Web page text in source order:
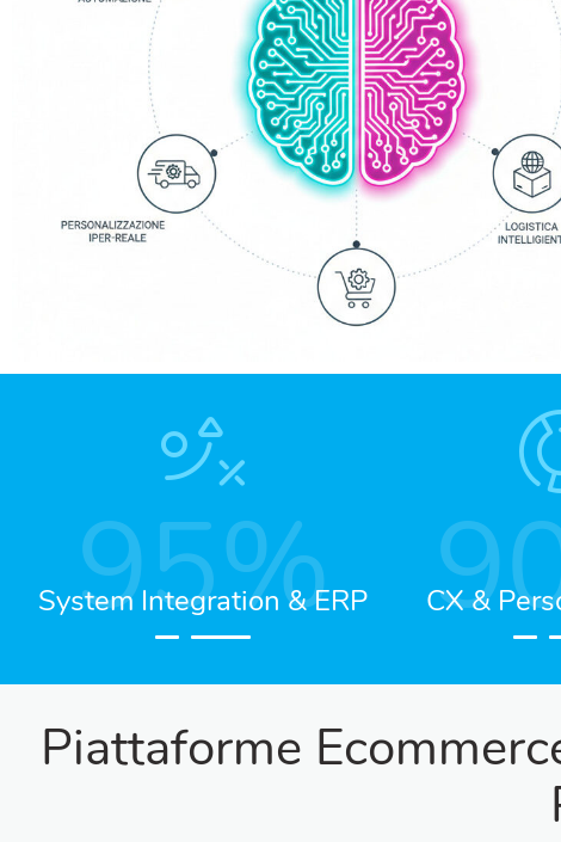
95%
System Integration & ERP CX &
Piattaforme